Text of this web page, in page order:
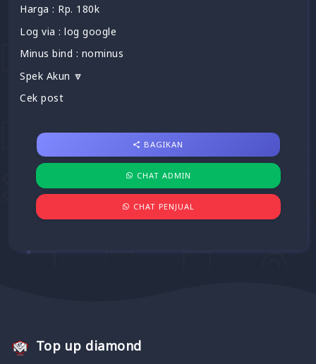
Harga : Rp. 180k
Log via : log google
Minus bind : nominus
Spek Akun 🔽
Cek post
BAGIKAN
CHAT ADMIN
CHAT PENJUAL
Top up diamond